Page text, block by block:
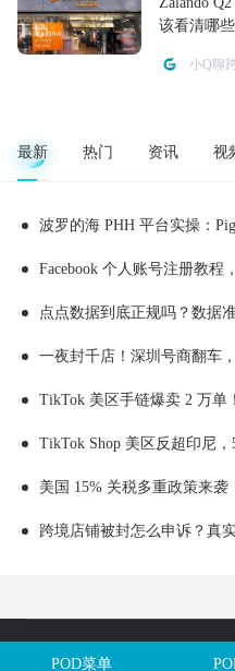
该看清哪
小Q聊
最新 热门 资讯 视
波罗的海 PHH 平台实操：
Facebook 个人账号注册教程
点点数据到底正规吗？数据
一夜封千店！深圳号商翻车
TikTok 美区手链爆卖 2 万单
TikTok Shop 美区反超印尼
美国 15% 关税多重政策来
跨境店铺被封怎么申诉？真
Copyright @全球定制网All
POD菜单